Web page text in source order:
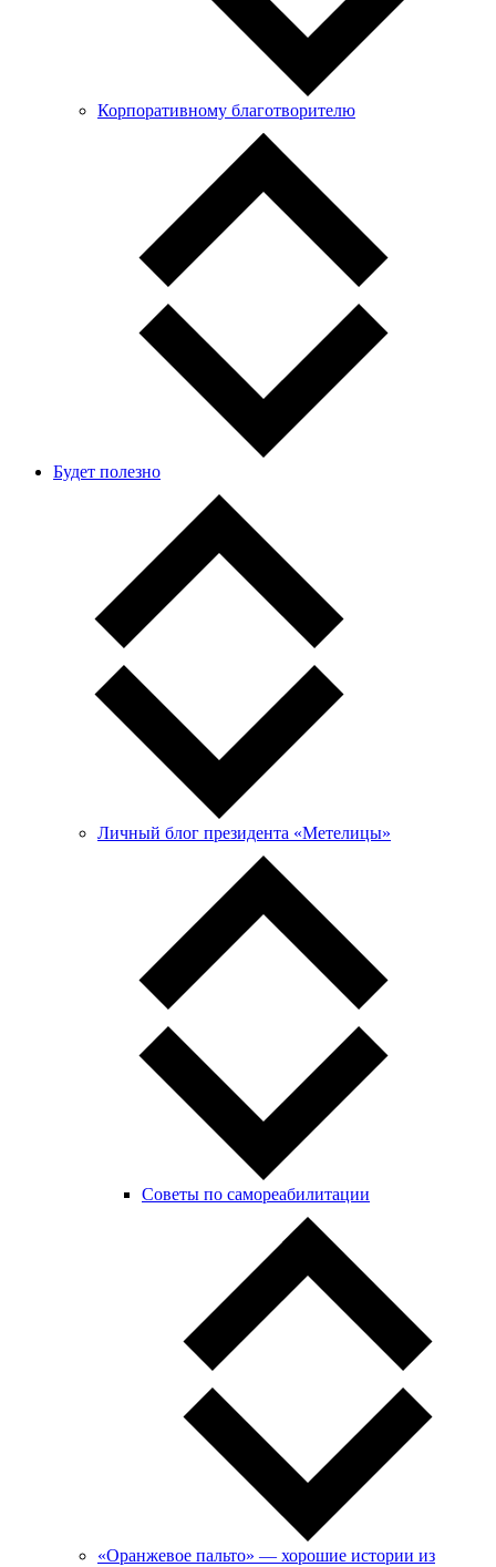
Корпоративному благотворителю
Будет полезно
Личный блог президента «Метелицы»
Советы по самореабилитации
«Оранжевое пальто» — хорошие истории из